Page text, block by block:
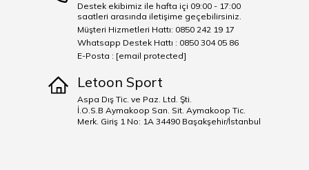
Destek ekibimiz ile hafta içi 09:00 - 17:00
saatleri arasında iletişime geçebilirsiniz.
Müşteri Hizmetleri Hattı: 0850 242 19 17
Whatsapp Destek Hattı : 0850 304 05 86
E-Posta : [email protected]
Letoon Sport
Aspa Dış Tic. ve Paz. Ltd. Şti.
İ.O.S.B Aymakoop San. Sit. Aymakoop Tic.
Merk. Giriş 1 No: 1A 34490 Başakşehir/İstanbul